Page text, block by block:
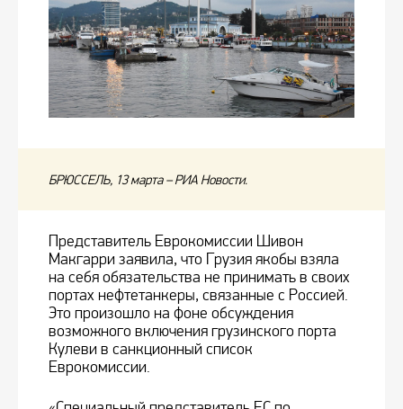
БРЮССЕЛЬ, 13 марта – РИА Новости.
Представитель Еврокомиссии Шивон
Макгарри заявила, что Грузия якобы взяла
на себя обязательства не принимать в своих
портах нефтетанкеры, связанные с Россией.
Это произошло на фоне обсуждения
возможного включения грузинского порта
Кулеви в санкционный список
Еврокомиссии.